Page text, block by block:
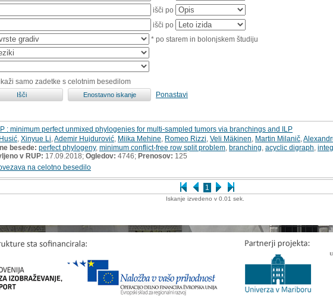
išči po
išči po
* po starem in bolonjskem študiju
samo zadetke s celotnim besedilom
Ponastavi
1
: minimum perfect unmixed phylogenies for multi-sampled tumors via branchings and ILP
Xinyue Li Ademir Hujdurović Miika Mehine Romeo Rizzi Veli Mäkinen Martin Milanič
besede: perfect phylogeny, minimum conflict-free row split problem branching acyclic digraph
v RUP: 17.09.2018; Ogledov: 4746; Prenosov: 125
na celotno besedilo
Iskanje izvedeno v 0.01 sek.